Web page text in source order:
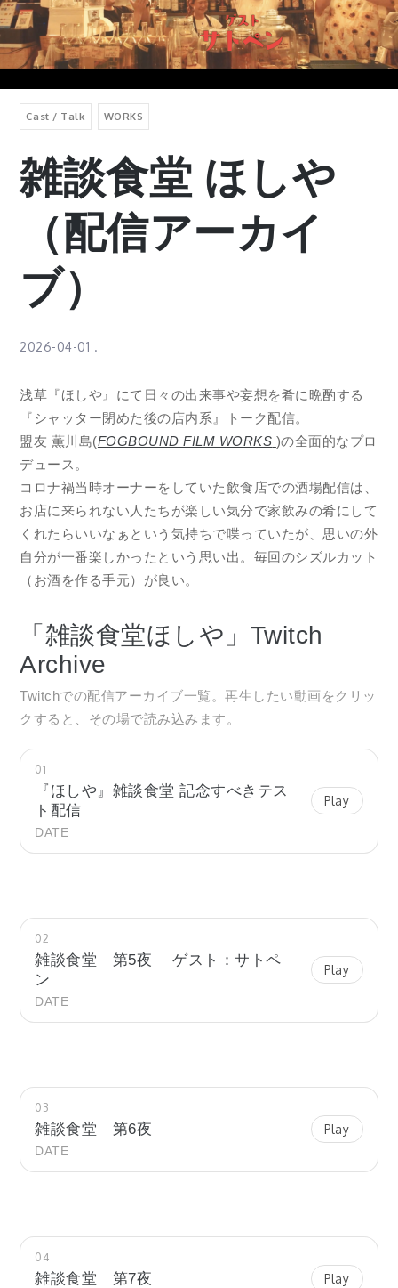
Cast / Talk WORKS
雑談食堂 ほしや
（配信アーカイ
ブ）
2026-04-01
浅草『ほしや』にて日々の出来事や妄想を肴に晩酌する
『シャッター閉めた後の店内系』トーク配信。
盟友 薫川島(FOGBOUND FILM WORKS )の全面的なプロ
デュース。
コロナ禍当時オーナーをしていた飲食店での酒場配信は、
お店に来られない人たちが楽しい気分で家飲みの肴にして
くれたらいいなぁという気持ちで喋っていたが、思いの外
自分が一番楽しかったという思い出。毎回のシズルカット
（お酒を作る手元）が良い。
「雑談食堂ほしや」Twitch
Archive
Twitchでの配信アーカイブ一覧。再生したい動画をクリッ
クすると、その場で読み込みます。
01
『ほしや』雑談食堂 記念すべきテス
ト配信
DATE
Play
02
雑談食堂 第5夜 ゲスト：サトペ
ン
DATE
Play
03
雑談食堂 第6夜
DATE
Play
04
雑談食堂 第7夜 Play